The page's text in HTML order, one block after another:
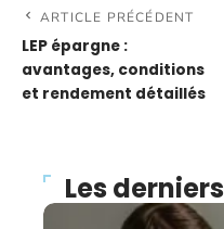
ARTICLE PRÉCÉDENT
LEP épargne :
avantages, conditions
et rendement détaillés
Les